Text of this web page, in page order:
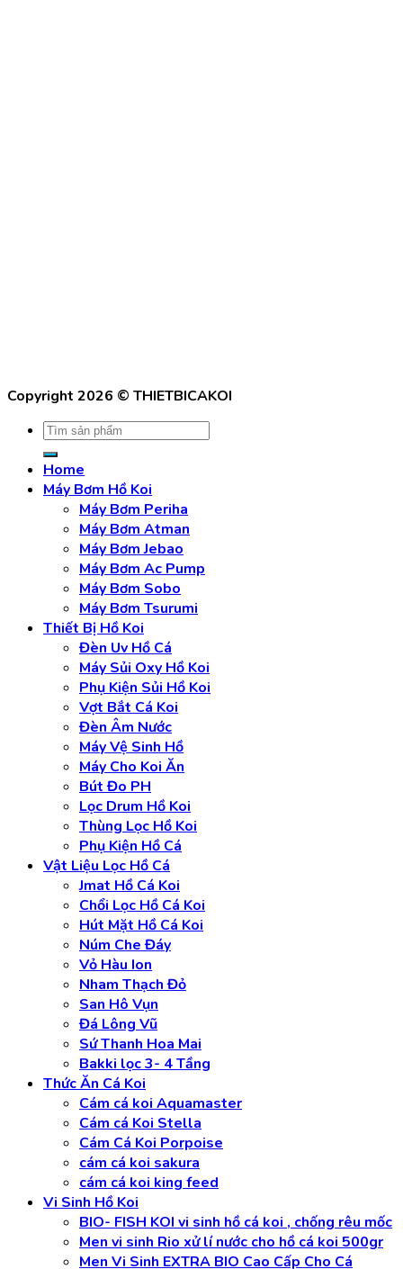
Copyright 2026 © THIETBICAKOI
Tìm
kiếm:
Home
Máy Bơm Hồ Koi
Máy Bơm Periha
Máy Bơm Atman
Máy Bơm Jebao
Máy Bơm Ac Pump
Máy Bơm Sobo
Máy Bơm Tsurumi
Thiết Bị Hồ Koi
Đèn Uv Hồ Cá
Máy Sủi Oxy Hồ Koi
Phụ Kiện Sủi Hồ Koi
Vợt Bắt Cá Koi
Đèn Âm Nước
Máy Vệ Sinh Hồ
Máy Cho Koi Ăn
Bút Đo PH
Lọc Drum Hồ Koi
Thùng Lọc Hồ Koi
Phụ Kiện Hồ Cá
Vật Liệu Lọc Hồ Cá
Jmat Hồ Cá Koi
Chổi Lọc Hồ Cá Koi
Hút Mặt Hồ Cá Koi
Núm Che Đáy
Vỏ Hàu Ion
Nham Thạch Đỏ
San Hô Vụn
Đá Lông Vũ
Sứ Thanh Hoa Mai
Bakki lọc 3- 4 Tầng
Thức Ăn Cá Koi
Cám cá koi Aquamaster
Cám cá Koi Stella
Cám Cá Koi Porpoise
cám cá koi sakura
cám cá koi king feed
Vi Sinh Hồ Koi
BIO- FISH KOI vi sinh hồ cá koi , chống rêu mốc
Men vi sinh Rio xử lí nước cho hồ cá koi 500gr
Men Vi Sinh EXTRA BIO Cao Cấp Cho Cá